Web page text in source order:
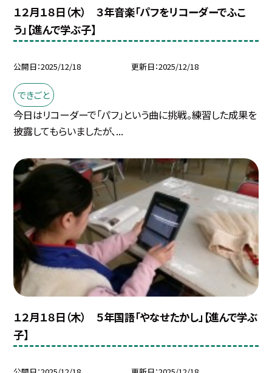
１２月１８日（木） ３年音楽「パフをリコーダーでふこ
う」【進んで学ぶ子】
公開日 2025/12/18 更新日 2025/12/18
できごと
今日はリコーダーで「パフ」という曲に挑戦。練習した成果を
披露してもらいましたが、...
１２月１８日（木） ５年国語「やなせたかし」【進んで学ぶ
子】